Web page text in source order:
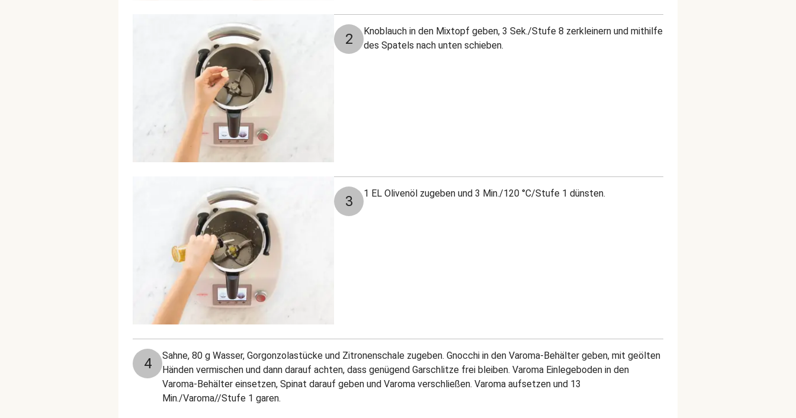
2
Knoblauch in den Mixtopf geben, 3 Sek./Stufe 8 zerkleinern und mithilfe
des Spatels nach unten schieben.
3 1 EL Olivenöl zugeben und 3 Min./120 °C/Stufe 1 dünsten.
4
Sahne, 80 g Wasser, Gorgonzolastücke und Zitronenschale zugeben. Gnocchi in den Varoma-Behälter geben, mit geölten
Händen vermischen und dann darauf achten, dass genügend Garschlitze frei bleiben. Varoma Einlegeboden in den
Varoma-Behälter einsetzen, Spinat darauf geben und Varoma verschließen. Varoma aufsetzen und 13
Min./Varoma//Stufe 1 garen.